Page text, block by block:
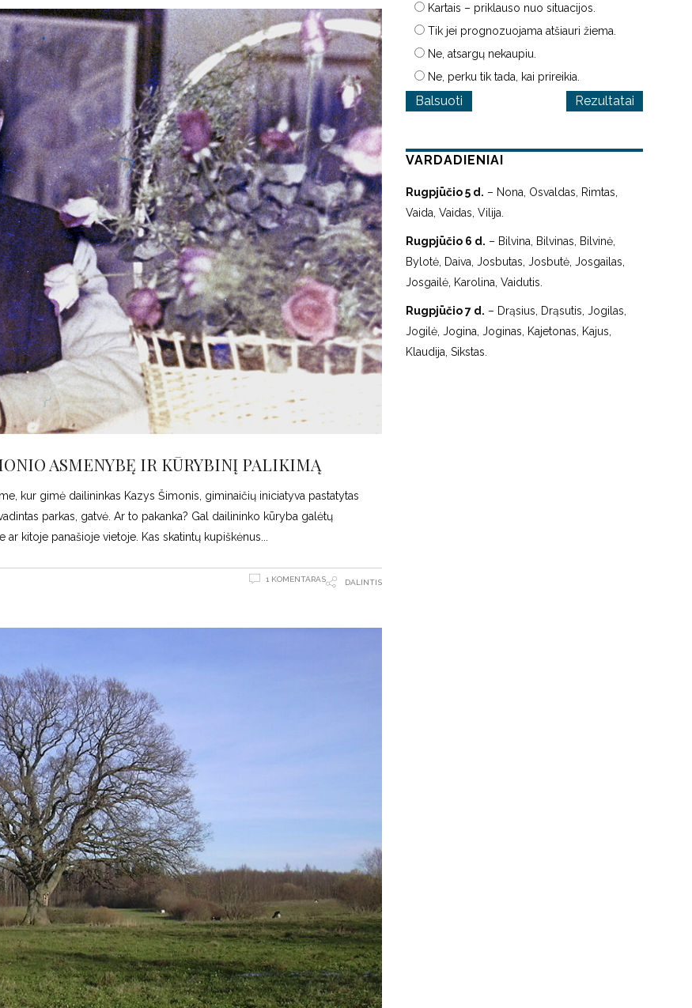
ASMENYBĘ IR KŪRYBINĮ PALIKIMĄ
kur gimė dailininkas Kazys Šimonis, giminaičių iniciatyva pastatytas
parkas, gatvė. Ar to pakanka? Gal dailininko kūryba galėtų
kitoje panašioje vietoje. Kas skatintų kupiškėnus
1 KOMENTARAS DALINTIS
Kartais – priklauso nuo situacijos.
Tik jei prognozuojama atšiauri žiema.
Ne, atsargų nekaupiu.
Ne, perku tik tada, kai prireikia.
Rezultatai
VARDADIENIAI
Rugpjūčio 5 d. – Nona, Osvaldas, Rimtas,
Vaida, Vaidas, Vilija.
Rugpjūčio 6 d. – Bilvina, Bilvinas, Bilvinė,
Bylotė, Daiva, Josbutas, Josbutė, Josgailas,
Josgailė, Karolina, Vaidutis.
Rugpjūčio 7 d. – Drąsius, Drąsutis, Jogilas,
Jogilė, Jogina, Joginas, Kajetonas, Kajus,
Klaudija, Sikstas.